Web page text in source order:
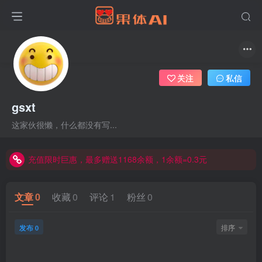
gsxt
这家伙很懒，什么都没有写...
关注 私信
充值限时巨惠，最多赠送1168余额，1余额=0.3元
文章0 收藏 0 评论 1 粉丝 0
发布 0 排序